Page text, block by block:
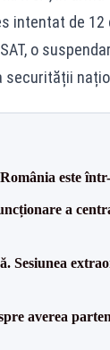
intentat de
o
este
a
Sesiunea
averea